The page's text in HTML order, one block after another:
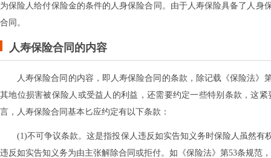
为保险人给付保险金的条件的人身保险合同。由于人寿保险具备了人
合同。
人寿保险合同的内容
人寿保险合同的内容，即人寿保险合同的条款，除记载《保险法
其地位损害被保险人或受益人的利益，还需要约定一些特别条款，这
言，人寿保险合同基本匕应约定有以下条款：
(1)不可争议条款。这是指投保人违反如实告知义务时保险人虽然
违反如实告知义务为由主张解除合同或拒付。如《保险法》第53条规范